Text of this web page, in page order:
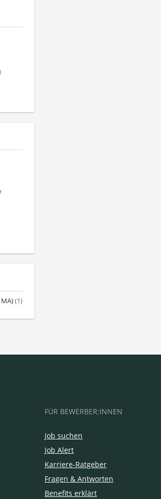
(1)
FÜR BEWERBER:INNEN
Job suchen
Job Alert
Karriere-Ratgeber
Fragen & Antworten
Benefits erklärt